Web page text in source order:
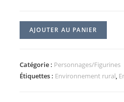
AJOUTER AU PANIER
Catégorie : Personnages/Figurines
Étiquettes : Environnement rural,